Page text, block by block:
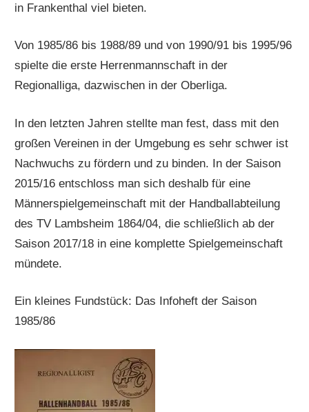
in Frankenthal viel bieten.
Von 1985/86 bis 1988/89 und von 1990/91 bis 1995/96
spielte die erste Herrenmannschaft in der
Regionalliga, dazwischen in der Oberliga.
In den letzten Jahren stellte man fest, dass mit den
großen Vereinen in der Umgebung es sehr schwer ist
Nachwuchs zu fördern und zu binden. In der Saison
2015/16 entschloss man sich deshalb für eine
Männerspielgemeinschaft mit der Handballabteilung
des TV Lambsheim 1864/04, die schließlich ab der
Saison 2017/18 in eine komplette Spielgemeinschaft
mündete.
Ein kleines Fundstück: Das Infoheft der Saison
1985/86